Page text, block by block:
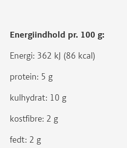
Energiindhold pr. 100 g:
Energi: 362 kJ (86 kcal)
protein: 5 g
kulhydrat: 10 g
kostfibre: 2 g
fedt: 2 g